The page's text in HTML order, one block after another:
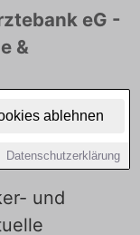
ablehnen
Datenschutzerklärung
eG -
&
-
Kundenberatung,
und